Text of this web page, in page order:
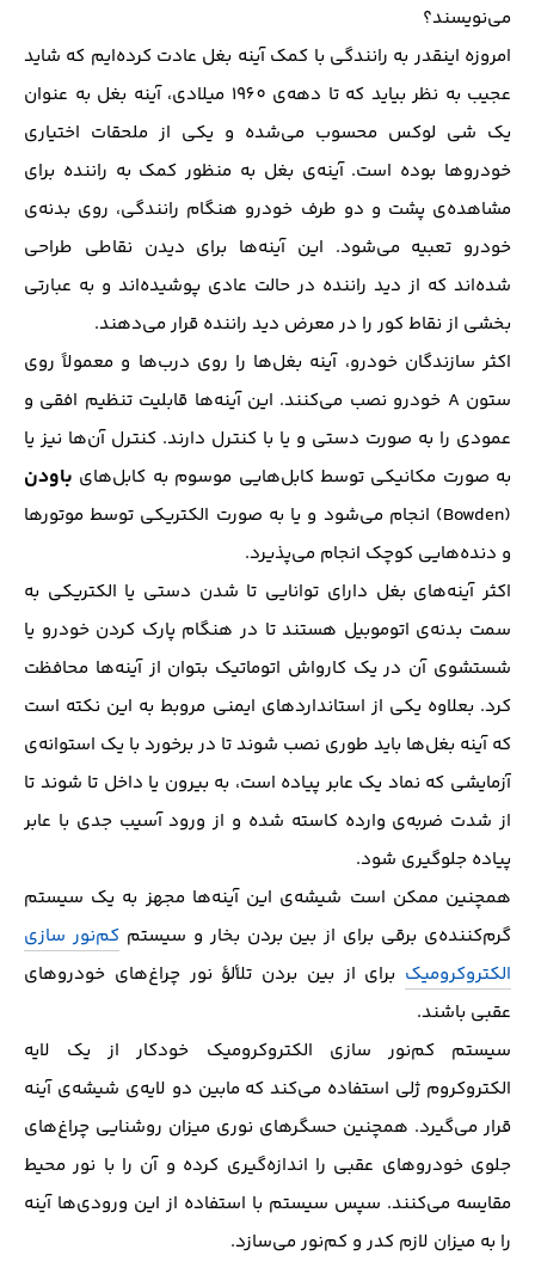
می‌نویسند؟
امروزه اینقدر به رانندگی با کمک آینه بغل عادت کرده‌ایم که شاید
عجیب به نظر بیاید که تا دهه‌ی 1960 میلادی، آینه بغل به عنوان
یک شی لوکس محسوب می‌شده و یکی از ملحقات اختیاری
خودروها بوده است. آینه‌ی بغل به منظور کمک به راننده برای
مشاهده‌ی پشت و دو طرف خودرو هنگام رانندگی، روی بدنه‌ی
خودرو تعبیه می‌شود. این آینه‌ها برای دیدن نقاطی طراحی
شده‌اند که از دید راننده در حالت عادی پوشیده‌اند و به عبارتی
بخشی از نقاط کور را در معرض دید راننده قرار می‌دهند.
اکثر سازندگان خودرو، آینه بغل‌ها را روی درب‌ها و معمولاً روی
ستون A خودرو نصب می‌کنند. این آینه‌ها قابلیت تنظیم افقی و
عمودی را به صورت دستی و یا با کنترل دارند. کنترل آن‌ها نیز یا
به صورت مکانیکی توسط کابل‌هایی موسوم به کابل‌های باودن
(Bowden) انجام می‌شود و یا به صورت الکتریکی توسط موتورها
و دنده‌هایی کوچک انجام می‌پذیرد.
اکثر آینه‌های بغل دارای توانایی تا شدن دستی یا الکتریکی به
سمت بدنه‌ی اتوموبیل هستند تا در هنگام پارک کردن خودرو یا
شستشوی آن در یک کارواش اتوماتیک بتوان از آینه‌ها محافظت
کرد. بعلاوه یکی از استانداردهای ایمنی مروبط به این نکته است
که آینه بغل‌ها باید طوری نصب شوند تا در برخورد با یک استوانه‌ی
آزمایشی که نماد یک عابر پیاده است، به بیرون یا داخل تا شوند تا
از شدت ضربه‌ی وارده کاسته شده و از ورود آسیب جدی با عابر
پیاده جلوگیری شود.
همچنین ممکن است شیشه‌ی این آینه‌ها مجهز به یک سیستم
گرم‌کننده‌ی برقی برای از بین بردن بخار و سیستمکم‌نور سازی
الکتروکرومیک برای از بین بردن تلألؤ نور چراغ‌های خودروهای
عقبی باشند.
سیستم کم‌نور سازی الکتروکرومیک خودکار از یک لایه
الکتروکروم ژلی استفاده مي‌کند که مابین دو لایه‌ی شیشه‌ی آینه
قرار می‌گیرد. همچنین حسگرهای نوری میزان روشنایی چراغ‌های
جلوی خودروهای عقبی را اندازه‌گیری کرده و آن را با نور محیط
مقایسه می‌کنند. سپس سیستم با استفاده از این ورودی‌ها آینه
را به میزان لازم کدر و کم‌نور می‌سازد.